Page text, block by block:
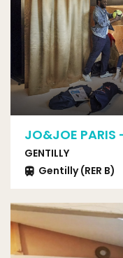
JO&JOE PARIS
GENTILLY
Gentilly (RER B)